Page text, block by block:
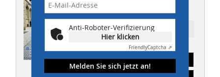
THIS 10/2025
Ressort: BAUMASCHINEN
Abonnement
Anti-Roboter-Verifizierung
Hier klicken
FriendlyCaptcha ⇗
Melden Sie sich jetzt an!